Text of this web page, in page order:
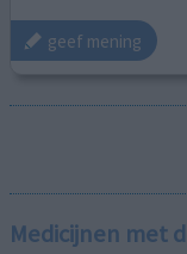
geef mening
Medicijnen met